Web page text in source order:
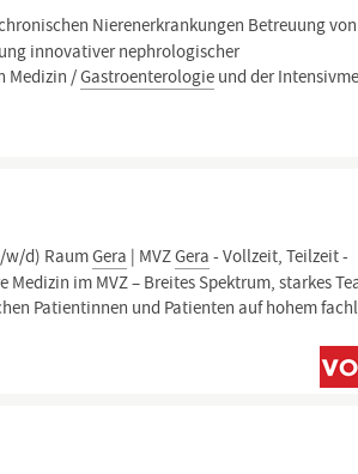
Nierenerkrankungen Betreuung von
innovativer nephrologischer
Medizin /Gastroenterologie und der
w/d) RaumGera | MVZGera - Vollzeit, Teilzeit -
im MVZ – Breites Spektrum, starkes
Patientinnen und Patienten auf hohem